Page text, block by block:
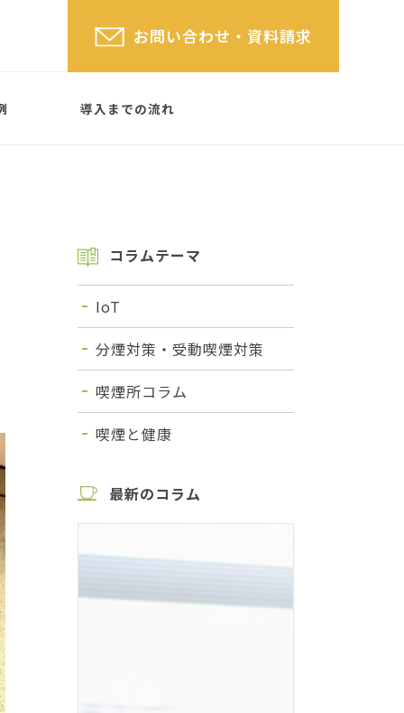
お問い合わせ ・資料請求
導入までの流れ
格子タイプ
コラムテーマ
IoT
分煙対策・受動喫煙対策
喫煙所コラム
喫煙と健康
最新のコラム